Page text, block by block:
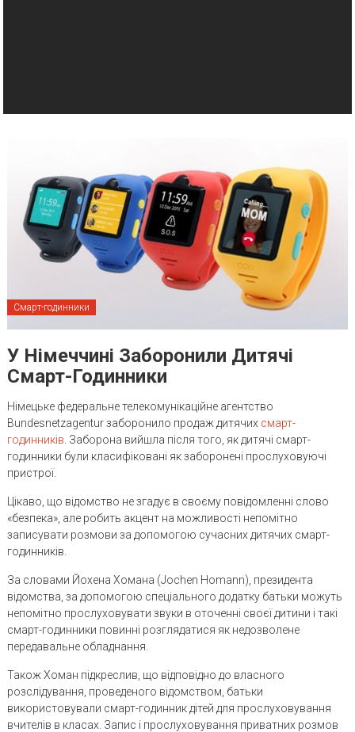
Смарт-годинники
У Німеччині Заборонили Дитячі
Смарт-Годинники
Німецьке федеральне телекомунікаційне агентство
Bundesnetzagentur заборонило продаж дитячих смарт-
годинників . Заборона вийшла після того, як дитячі смарт-
годинники були класифіковані як заборонені прослуховуючі
пристрої.
Цікаво, що відомство не згадує в своєму повідомленні слово
«безпека», але робить акцент на можливості непомітно
записувати розмови за допомогою сучасних дитячих смарт-
годинників.
За словами Йохена Хомана (Jochen Homann), президента
відомства, за допомогою спеціального додатку батьки можуть
непомітно прослуховувати звуки в оточенні своєї дитини і такі
смарт-годинники повинні розглядатися як недозволене
передавальне обладнання.
Також Хоман підкреслив, що відповідно до власного
розслідування, проведеного відомством, батьки
використовували смарт-годинник дітей для прослуховування
вчителів в класах. Запис і прослуховування приватних розмов